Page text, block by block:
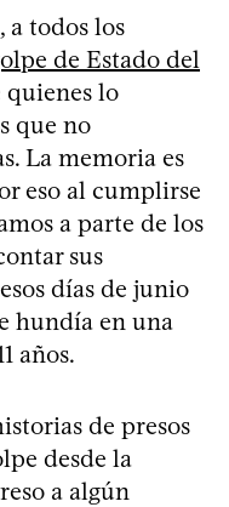
a todos los
de Estado del
quienes lo
que no
La memoria es
eso al cumplirse
a parte de los
sus
días de junio
hundía en una
años.
de presos
desde la
a algún